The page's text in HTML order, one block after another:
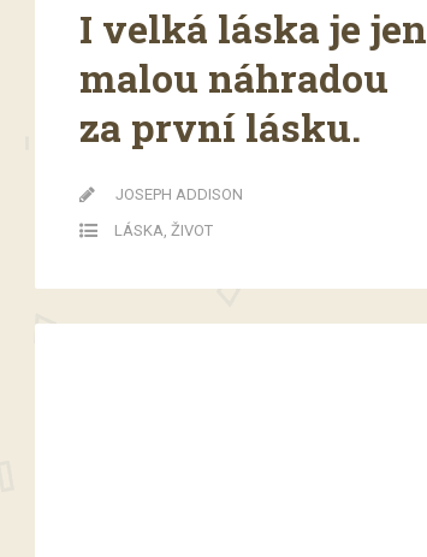
I velká láska je jen
malou náhradou
za první lásku.
JOSEPH ADDISON
LÁSKA ŽIVOT